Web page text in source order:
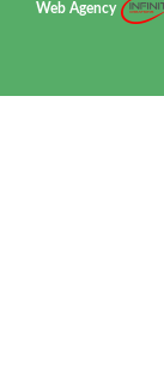
Web Agency